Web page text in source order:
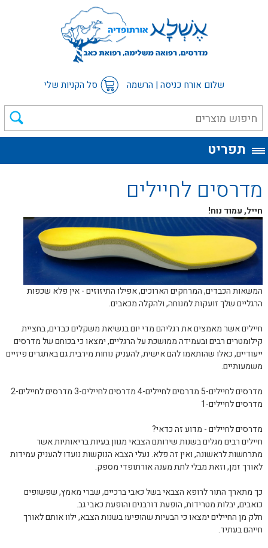
שלום אורח כניסה | הרשמה סל הקניות שלי
תפריט
מדרסים לחיילים
חייל, עמוד נוח!
המשאות הכבדים, המרחקים הארוכים, אפילו התיזוזים - אין פלא שכפות
הרגליים שלך זועקות למנוחה, ולהקלה מכאבים.
חיילים אשר מאמצים את רגליהם מדי יום בנשיאת משקלים כבדים, בחציית
קילומטרים רבים ובעמידה ממושכת על הרגליים, ימצאו כי בכוחם של מדרסים
ייעודיים, כאלו שהותאמו להם אישית, להעניק נוחות מירבית גם באתגרים פיזיים
משמעותיים.
מדרסים לחיילים-5 מדרסים לחיילים-4 מדרסים לחיילים-3 מדרסים לחיילים-2
מדרסים לחיילים-1
מדרסים לחיילים - מדוע זה כדאי?
חיילים רבים מגלים בשנות שירותם הצבאי מגוון בעיות בריאותיות אשר
מתרחשות לראשונה, ואין זה פלא. נעלי הצבא הנוקשות נועדו להעניק עמידות
לאורך זמן, וזאת מבלי לתת מענה אורתופדי מספק.
כך מתארך התור לרופא הצבאי בשל כאבי ברכיים, שברי מאמץ, שפשופים
כואבים, יבלות מטרידות, הופעת דורבנים והופעת כאבי גב.
חלק מן החיילים ימצאו כי הבעיות שהופיעו בשנות הצבא, ילוו אותם לאורך
חייהם בעתיד.